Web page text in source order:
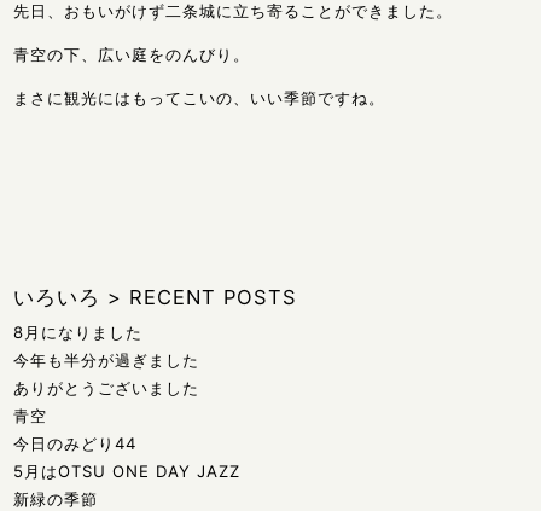
先日、おもいがけず二条城に立ち寄ることができました。
青空の下、広い庭をのんびり。
まさに観光にはもってこいの、いい季節ですね。
いろいろ > RECENT POSTS
8月になりました
今年も半分が過ぎました
ありがとうございました
青空
今日のみどり44
5月はOTSU ONE DAY JAZZ
新緑の季節